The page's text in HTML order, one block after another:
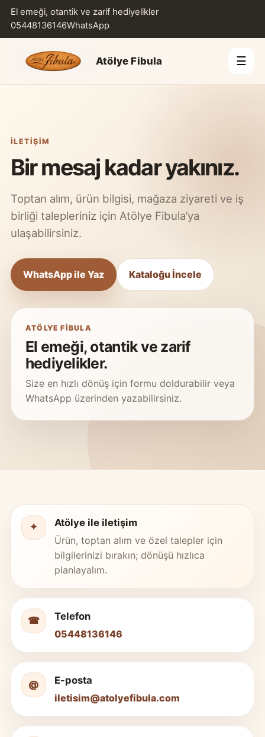
El emeği, otantik ve zarif hediyelikler
05448136146WhatsApp
Atölye Fibula ☰
İLETIŞIM
Bir mesaj kadar yakınız.
Toptan alım, ürün bilgisi, mağaza ziyareti ve iş
birliği talepleriniz için Atölye Fibula’ya
ulaşabilirsiniz.
WhatsApp ile Yaz Kataloğu İncele
ATÖLYE FIBULA
El emeği, otantik ve zarif
hediyelikler.
Size en hızlı dönüş için formu doldurabilir veya
WhatsApp üzerinden yazabilirsiniz.
✦
Atölye ile iletişim
Ürün, toptan alım ve özel talepler için
bilgilerinizi bırakın; dönüşü hızlıca
planlayalım.
☎
Telefon
05448136146
@
E-posta
iletisim@atolyefibula.com